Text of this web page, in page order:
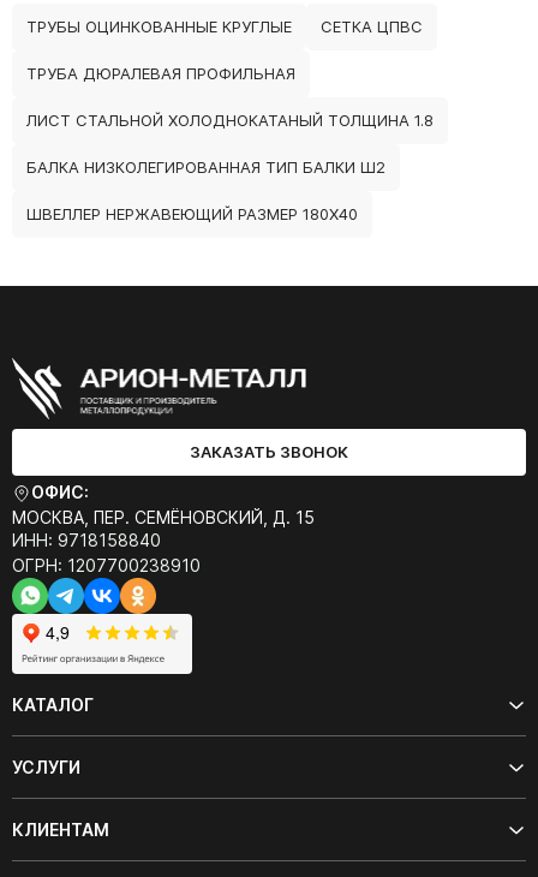
ТРУБЫ ОЦИНКОВАННЫЕ КРУГЛЫЕ СЕТКА ЦПВС
ТРУБА ДЮРАЛЕВАЯ ПРОФИЛЬНАЯ
ЛИСТ СТАЛЬНОЙ ХОЛОДНОКАТАНЫЙ ТОЛЩИНА 1.8
БАЛКА НИЗКОЛЕГИРОВАННАЯ ТИП БАЛКИ Ш2
ШВЕЛЛЕР НЕРЖАВЕЮЩИЙ РАЗМЕР 180Х40
ЗАКАЗАТЬ ЗВОНОК
ОФИС:
МОСКВА, ПЕР. СЕМЁНОВСКИЙ, Д. 15
ИНН: 9718158840
ОГРН: 1207700238910
КАТАЛОГ
УСЛУГИ
КЛИЕНТАМ